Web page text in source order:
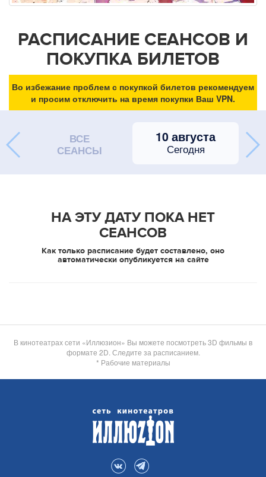
РАСПИСАНИЕ СЕАНСОВ И
ПОКУПКА БИЛЕТОВ
Во избежание проблем с покупкой билетов рекомендуем
и просим отключить на время покупки Ваш VPN.
ВСЕ
СЕАНСЫ
10 августа
Сегодня
НА ЭТУ ДАТУ ПОКА НЕТ
СЕАНСОВ
Как только расписание будет составлено, оно
автоматически опубликуется на сайте
В кинотеатрах сети «Иллюзион» Вы можете посмотреть 3D фильмы в
формате 2D. Следите за расписанием.
* Рабочие материалы